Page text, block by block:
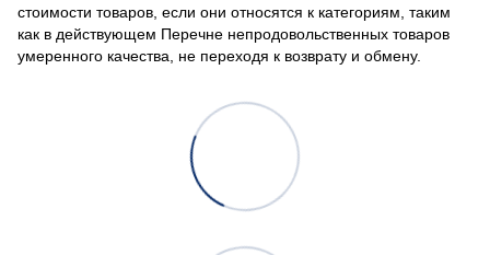
стоимости товаров, если они относятся к категориям, таким
как в действующем Перечне непродовольственных товаров
умеренного качества, не переходя к возврату и обмену.